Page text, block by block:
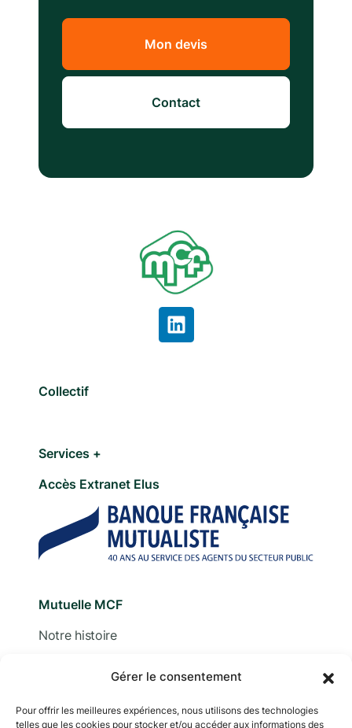
Gérer le consentement
Pour offrir les meilleures expériences, nous utilisons des technologies
telles que les cookies pour stocker et/ou accéder aux informations des
Mon devis
Contact
Collectif
Services +
Accès Extranet Elus
Mutuelle MCF
Notre histoire